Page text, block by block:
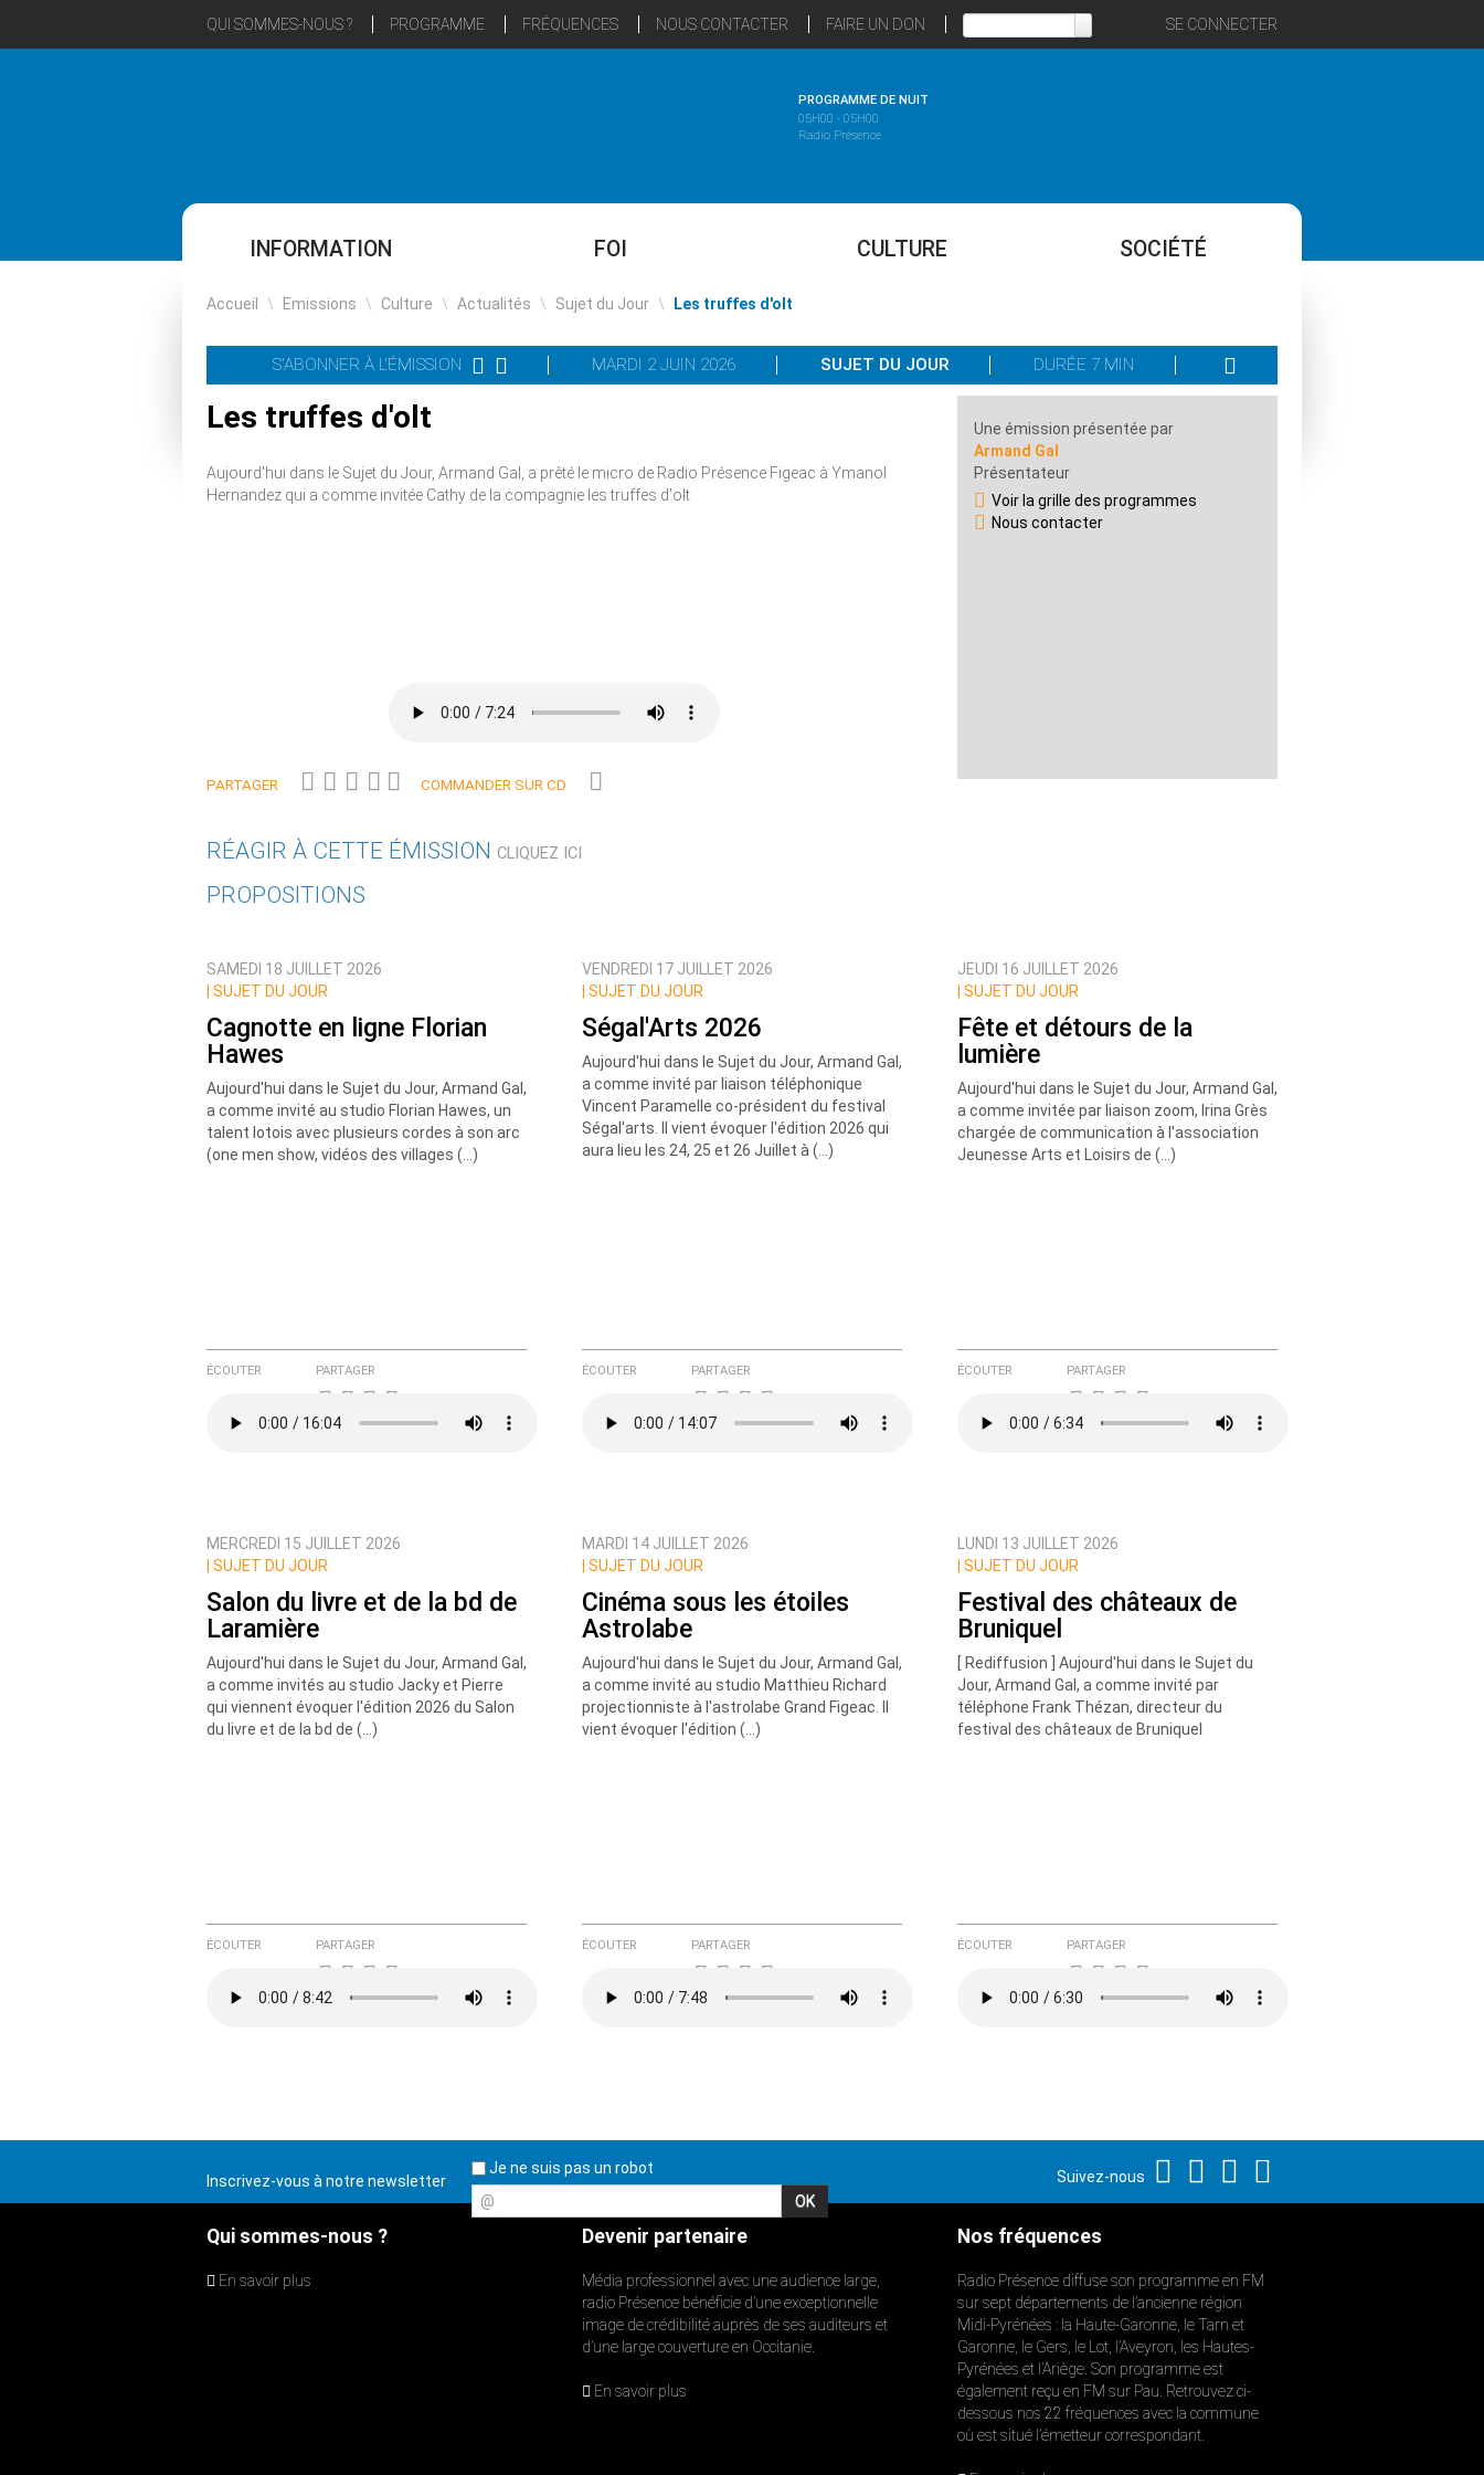
QUI SOMMES-NOUS ? PROGRAMME FRÉQUENCES NOUS CONTACTER FAIRE UN DON SE CONNECTER
PROGRAMME DE NUIT
05H00 - 05H00
Radio Présence
INFORMATION FOI CULTURE SOCIÉTÉ
Accueil \ Emissions \ Culture \ Actualités \ Sujet du Jour \ Les truffes d'olt
S'ABONNER À L'ÉMISSION MARDI 2 JUIN 2026 SUJET DU JOUR DURÉE 7 MIN
Les truffes d'olt
Aujourd'hui dans le Sujet du Jour, Armand Gal, a prêté le micro de Radio Présence Figeac à Ymanol
Hernandez qui a comme invitée Cathy de la compagnie les truffes d'olt
PARTAGER COMMANDER SUR CD
Une émission présentée par
Armand Gal
Présentateur
Voir la grille des programmes
Nous contacter
RÉAGIR À CETTE ÉMISSION CLIQUEZ ICI
Nom
Ajoutez votre commentaire ici
Prévenez-moi de tous les nouveaux commentaires de cette discussion par email
PROPOSITIONS
SAMEDI 18 JUILLET 2026
SUJET DU JOUR
Cagnotte en ligne Florian
Hawes
Aujourd'hui dans le Sujet du Jour, Armand Gal,
a comme invité au studio Florian Hawes, un
talent lotois avec plusieurs cordes à son arc
(one men show, vidéos des villages (…)
ÉCOUTER PARTAGER
VENDREDI 17 JUILLET 2026
SUJET DU JOUR
Ségal'Arts 2026
Aujourd'hui dans le Sujet du Jour, Armand Gal,
a comme invité par liaison téléphonique
Vincent Paramelle co-président du festival
Ségal'arts. Il vient évoquer l'édition 2026 qui
aura lieu les 24, 25 et 26 Juillet à (…)
ÉCOUTER PARTAGER
JEUDI 16 JUILLET 2026
SUJET DU JOUR
Fête et détours de la
lumière
Aujourd'hui dans le Sujet du Jour, Armand Gal,
a comme invitée par liaison zoom, Irina Grès
chargée de communication à l'association
Jeunesse Arts et Loisirs de (…)
ÉCOUTER PARTAGER
MERCREDI 15 JUILLET 2026
SUJET DU JOUR
Salon du livre et de la bd de
Laramière
Aujourd'hui dans le Sujet du Jour, Armand Gal,
a comme invités au studio Jacky et Pierre
qui viennent évoquer l'édition 2026 du Salon
du livre et de la bd de (…)
ÉCOUTER PARTAGER
MARDI 14 JUILLET 2026
SUJET DU JOUR
Cinéma sous les étoiles
Astrolabe
Aujourd'hui dans le Sujet du Jour, Armand Gal,
a comme invité au studio Matthieu Richard
projectionniste à l'astrolabe Grand Figeac. Il
vient évoquer l'édition (…)
ÉCOUTER PARTAGER
LUNDI 13 JUILLET 2026
SUJET DU JOUR
Festival des châteaux de
Bruniquel
[ Rediffusion ] Aujourd'hui dans le Sujet du
Jour, Armand Gal, a comme invité par
téléphone Frank Thézan, directeur du
festival des châteaux de Bruniquel
ÉCOUTER PARTAGER
Inscrivez-vous à notre newsletter
Je ne suis pas un robot
@
Suivez-nous
Qui sommes-nous ?
En savoir plus
Devenir partenaire
Média professionnel avec une audience large,
radio Présence bénéficie d’une exceptionnelle
image de crédibilité auprès de ses auditeurs et
d’une large couverture en Occitanie.
En savoir plus
Nos fréquences
Radio Présence diffuse son programme en FM
sur sept départements de l’ancienne région
Midi-Pyrénées : la Haute-Garonne, le Tarn et
Garonne, le Gers, le Lot, l’Aveyron, les Hautes-
Pyrénées et l’Ariège. Son programme est
également reçu en FM sur Pau. Retrouvez ci-
dessous nos 22 fréquences avec la commune
où est situé l’émetteur correspondant.